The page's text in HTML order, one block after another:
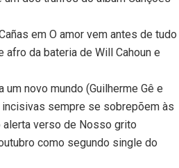
em O amor vem antes de tudo
afro da bateria de Will Cahoun e
um novo mundo (Guilherme Gê e
incisivas sempre se sobrepõem às
alerta verso de Nosso grito
como segundo single do